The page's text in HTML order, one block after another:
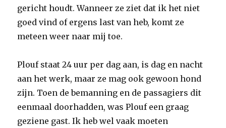
gericht houdt. Wanneer ze ziet dat ik het niet
goed vind of ergens last van heb, komt ze
meteen weer naar mij toe.
Plouf staat 24 uur per dag aan, is dag en nacht
aan het werk, maar ze mag ook gewoon hond
zijn. Toen de bemanning en de passagiers dit
eenmaal doorhadden, was Plouf een graag
geziene gast. Ik heb wel vaak moeten